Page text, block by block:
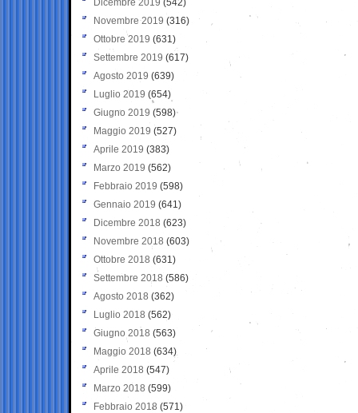
Dicembre 2019 (542)
Novembre 2019 (316)
Ottobre 2019 (631)
Settembre 2019 (617)
Agosto 2019 (639)
Luglio 2019 (654)
Giugno 2019 (598)
Maggio 2019 (527)
Aprile 2019 (383)
Marzo 2019 (562)
Febbraio 2019 (598)
Gennaio 2019 (641)
Dicembre 2018 (623)
Novembre 2018 (603)
Ottobre 2018 (631)
Settembre 2018 (586)
Agosto 2018 (362)
Luglio 2018 (562)
Giugno 2018 (563)
Maggio 2018 (634)
Aprile 2018 (547)
Marzo 2018 (599)
Febbraio 2018 (571)